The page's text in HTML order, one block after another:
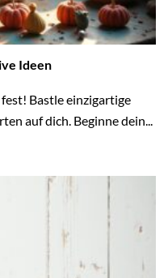
Ideen
Bastle einzigartige
auf dich. Beginne dein...